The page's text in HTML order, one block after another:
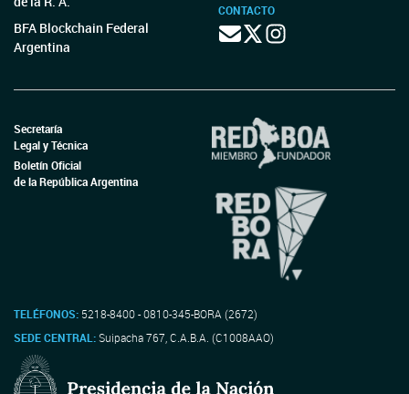
BFA Blockchain Federal
Argentina
CONTACTO
Secretaría
Legal y Técnica
Boletín Oficial
de la República Argentina
TELÉFONOS: 5218-8400 - 0810-345-BORA (2672)
SEDE CENTRAL:Suipacha 767, C.A.B.A. (C1008AAO)